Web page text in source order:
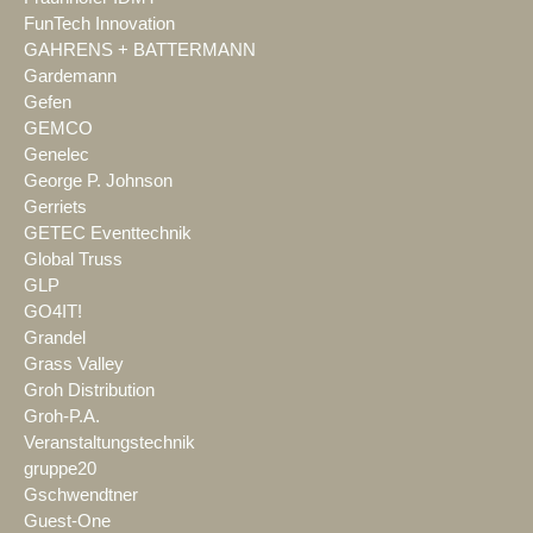
FunTech Innovation
GAHRENS + BATTERMANN
Gardemann
Gefen
GEMCO
Genelec
George P. Johnson
Gerriets
GETEC Eventtechnik
Global Truss
GLP
GO4IT!
Grandel
Grass Valley
Groh Distribution
Groh-P.A.
Veranstaltungstechnik
gruppe20
Gschwendtner
Guest-One